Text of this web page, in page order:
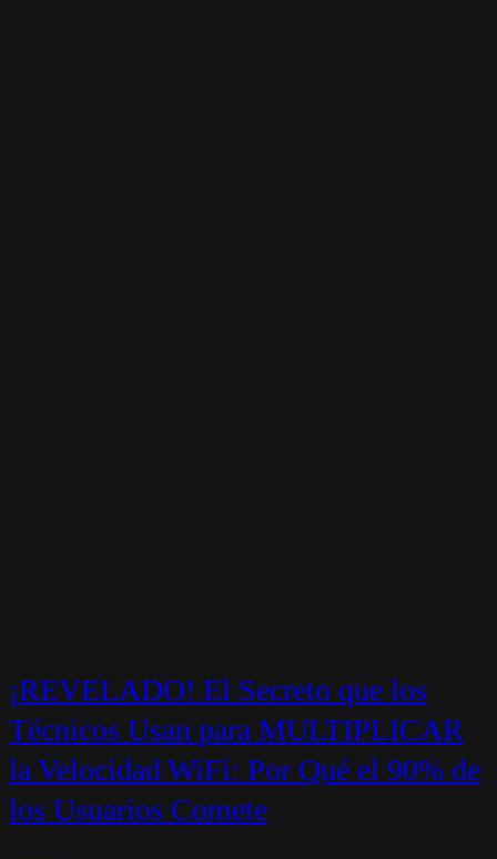
¡REVELADO! El Secreto que los
Técnicos Usan para MULTIPLICAR
la Velocidad WiFi: Por Qué el 90% de
los Usuarios Comete